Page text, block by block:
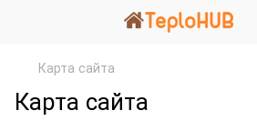
Карта сайта
Карта сайта